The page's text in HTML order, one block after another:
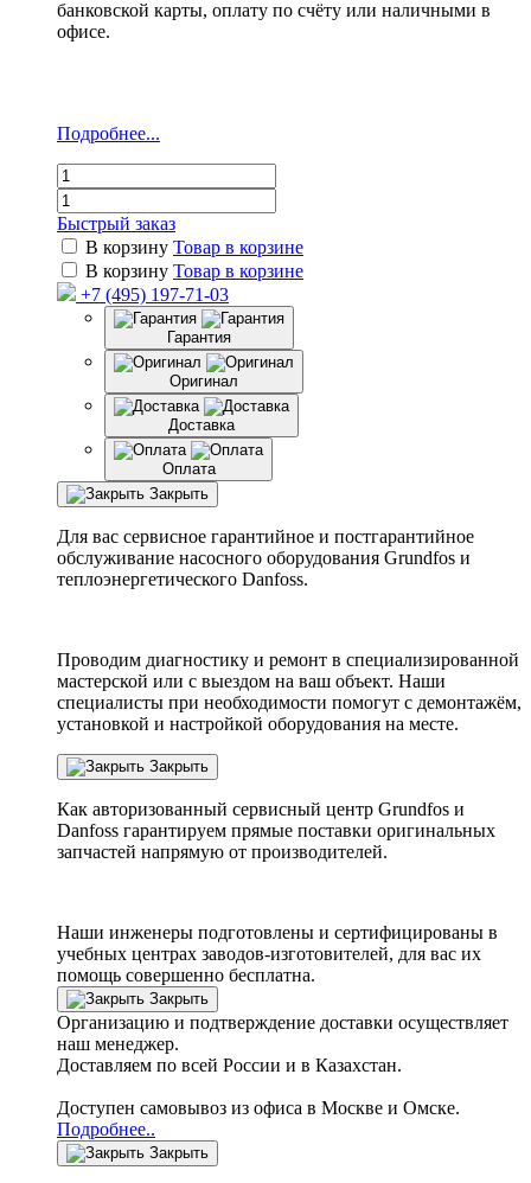
банковской карты, оплату по счёту или наличными в
офисе.
Подробнее...
Быстрый заказ
В корзину Товар в корзине
В корзину Товар в корзине
+7 (495) 197-71-03
Гарантия
Оригинал
Доставка
Оплата
Закрыть
Для вас сервисное гарантийное и постгарантийное
обслуживание насосного оборудования Grundfos и
теплоэнергетического Danfoss.
Проводим диагностику и ремонт в специализированной
мастерской или с выездом на ваш объект. Наши
специалисты при необходимости помогут с демонтажём,
установкой и настройкой оборудования на месте.
Закрыть
Как авторизованный сервисный центр Grundfos и
Danfoss гарантируем прямые поставки оригинальных
запчастей напрямую от производителей.
Наши инженеры подготовлены и сертифицированы в
учебных центрах заводов-изготовителей, для вас их
помощь совершенно бесплатна.
Закрыть
Организацию и подтверждение доставки осуществляет
наш менеджер.
Доставляем по всей России и в Казахстан.
Доступен самовывоз из офиса в Москве и Омске.
Подробнее..
Закрыть